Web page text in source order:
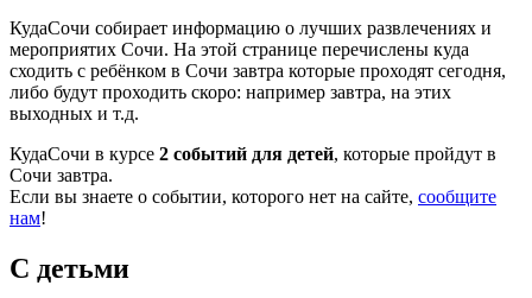
КудаСочи собирает информацию о лучших развлечениях и
мероприятих Сочи. На этой странице перечислены куда
сходить с ребёнком в Сочи завтра которые проходят сегодня,
либо будут проходить скоро: например завтра, на этих
выходных и т.д.
КудаСочи в курсе 2 событий для детей, которые пройдут в
Сочи завтра.
Если вы знаете о событии, которого нет на сайте, сообщите
нам!
С детьми